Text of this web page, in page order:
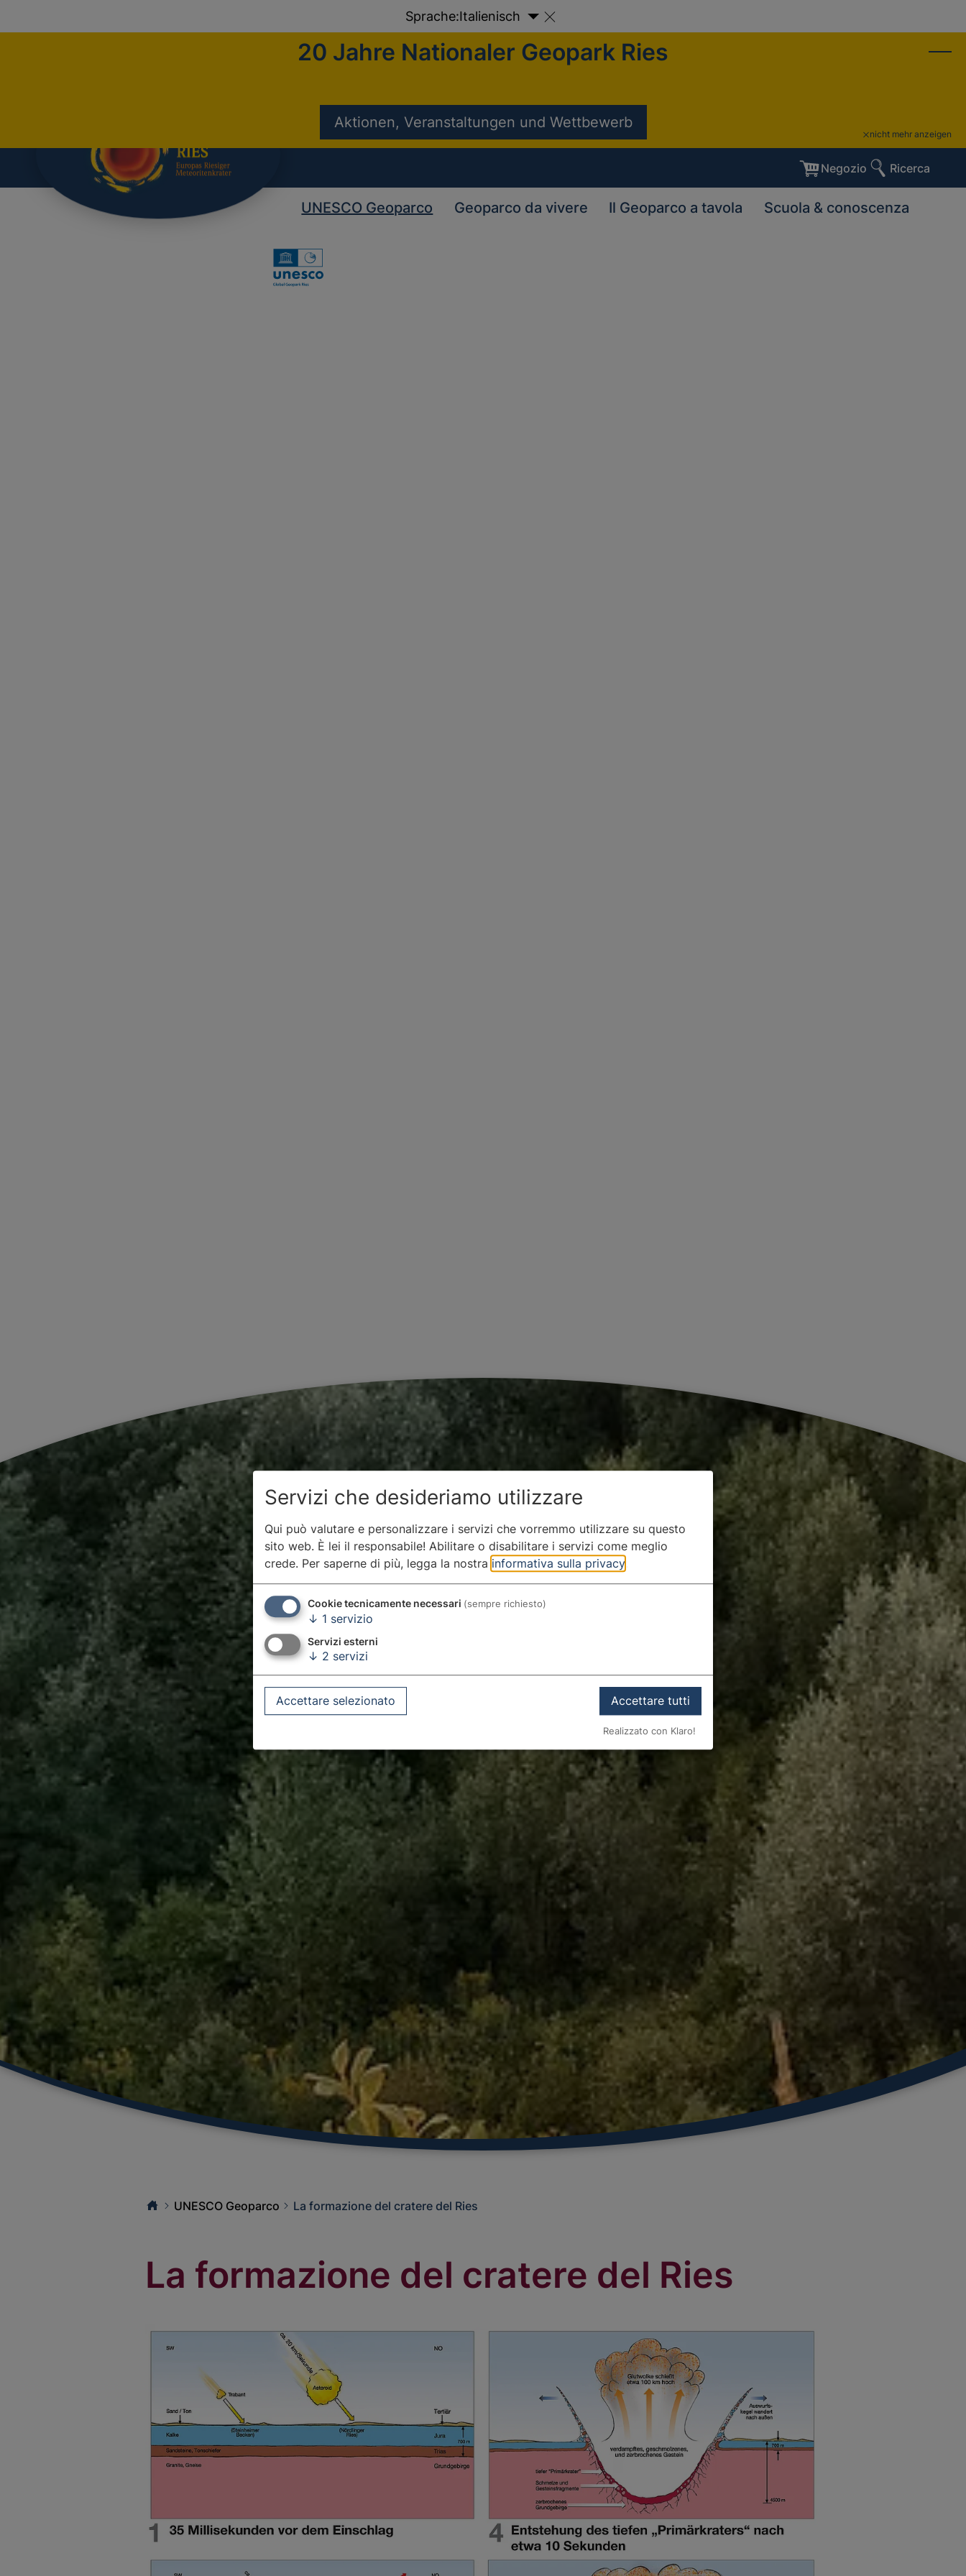
Sprache:Italienisch
20 Jahre Nationaler Geopark Ries
Aktionen, Veranstaltungen und Wettbewerb
nicht mehr anzeigen
Negozio Ricerca
UNESCO Geoparco Geoparco da vivere Il Geoparco a tavola Scuola & conoscenza
La formazione del cratere del Ries
UNESCO Geoparco
La formazione del cratere del Ries
Servizi che desideriamo utilizzare
Qui può valutare e personalizzare i servizi che vorremmo utilizzare su questo
sito web. È lei il responsabile! Abilitare o disabilitare i servizi come meglio
crede. Per saperne di più, legga la nostra informativa sulla privacy
Cookie tecnicamente necessari (sempre richiesto)
↓ 1 servizio
Servizi esterni
↓ 2 servizi
Accettare selezionato Accettare tutti
Realizzato con Klaro!